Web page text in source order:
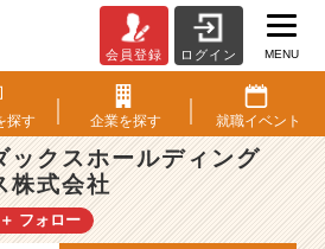
会員登録 ログイン MENU
探す 企業を探す 就職イベント
ックスホールディング
株式会社
＋ フォロー